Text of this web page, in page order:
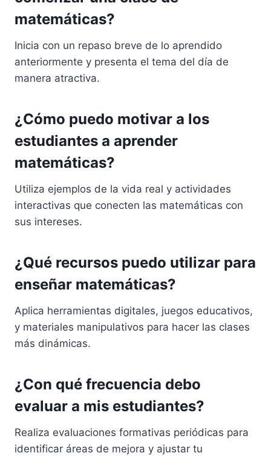
matemáticas?
Inicia con un repaso breve de lo aprendido
anteriormente y presenta el tema del día de
manera atractiva.
¿Cómo puedo motivar a los
estudiantes a aprender
matemáticas?
Utiliza ejemplos de la vida real y actividades
interactivas que conecten las matemáticas con
sus intereses.
¿Qué recursos puedo utilizar para
enseñar matemáticas?
Aplica herramientas digitales, juegos educativos,
y materiales manipulativos para hacer las clases
más dinámicas.
¿Con qué frecuencia debo
evaluar a mis estudiantes?
Realiza evaluaciones formativas periódicas para
identificar áreas de mejora y ajustar tu